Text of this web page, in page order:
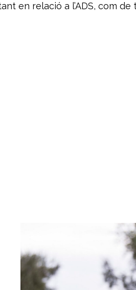
en relació a l’ADS, com de